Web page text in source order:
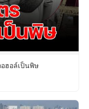
ฮอล์เป็นพิษ